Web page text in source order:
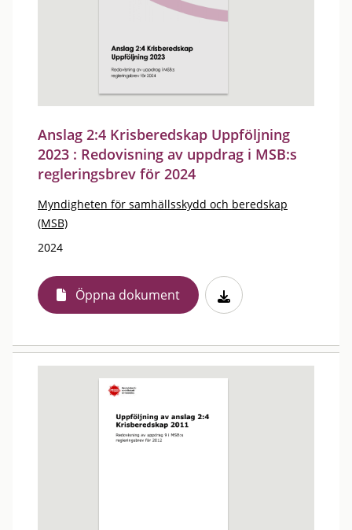
Anslag 2:4 Krisberedskap Uppföljning
2023 : Redovisning av uppdrag i MSB:s
regleringsbrev för 2024
Myndigheten för samhällsskydd och beredskap
(MSB)
2024
Öppna dokument